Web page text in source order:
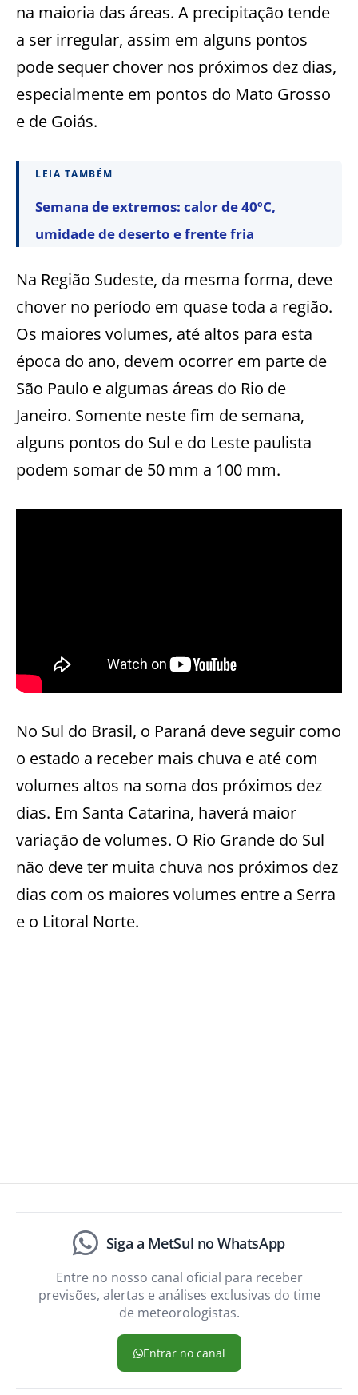
na maioria das áreas. A precipitação tende
a ser irregular, assim em alguns pontos
pode sequer chover nos próximos dez dias,
especialmente em pontos do Mato Grosso
e de Goiás.
LEIA TAMBÉM
Semana de extremos: calor de 40ºC,
umidade de deserto e frente fria
Na Região Sudeste, da mesma forma, deve
chover no período em quase toda a região.
Os maiores volumes, até altos para esta
época do ano, devem ocorrer em parte de
São Paulo e algumas áreas do Rio de
Janeiro. Somente neste fim de semana,
alguns pontos do Sul e do Leste paulista
podem somar de 50 mm a 100 mm.
No Sul do Brasil, o Paraná deve seguir como
o estado a receber mais chuva e até com
volumes altos na soma dos próximos dez
dias. Em Santa Catarina, haverá maior
variação de volumes. O Rio Grande do Sul
não deve ter muita chuva nos próximos dez
dias com os maiores volumes entre a Serra
e o Litoral Norte.
Siga a MetSul no WhatsApp
Entre no nosso canal oficial para receber
previsões, alertas e análises exclusivas do time
de meteorologistas.
Entrar no canal